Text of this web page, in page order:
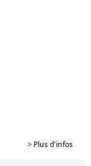
> Plus d'infos